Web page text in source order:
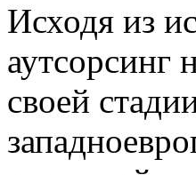
Исходя из
аутсорсинг
своей